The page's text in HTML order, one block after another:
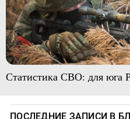
Статистика СВО: для юга
ПОСЛЕДНИЕ ЗАПИСИ В